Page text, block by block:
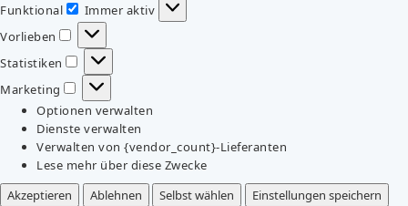
Funktional
Funktional
Immer aktiv
Vorlieben
Vorlieben
Statistiken
Statistiken
Marketing
Marketing
Optionen verwalten
Dienste verwalten
Verwalten von {vendor_count}-Lieferanten
Lese mehr über diese Zwecke
Akzeptieren
Ablehnen Selbst wählen
Einstellungen speichern